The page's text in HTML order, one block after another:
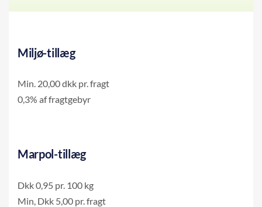
Miljø-tillæg
Min. 20,00 dkk pr. fragt
0,3% af fragtgebyr
Marpol-tillæg
Dkk 0,95 pr. 100 kg
Min, Dkk 5,00 pr. fragt